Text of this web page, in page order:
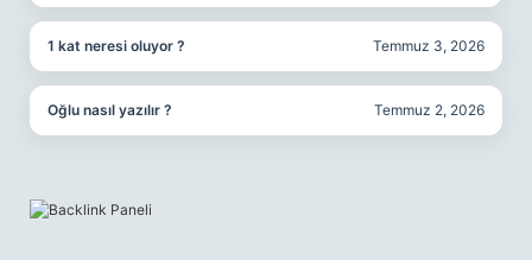
1 kat neresi oluyor ? Temmuz 3, 2026
Oğlu nasıl yazılır ? Temmuz 2, 2026